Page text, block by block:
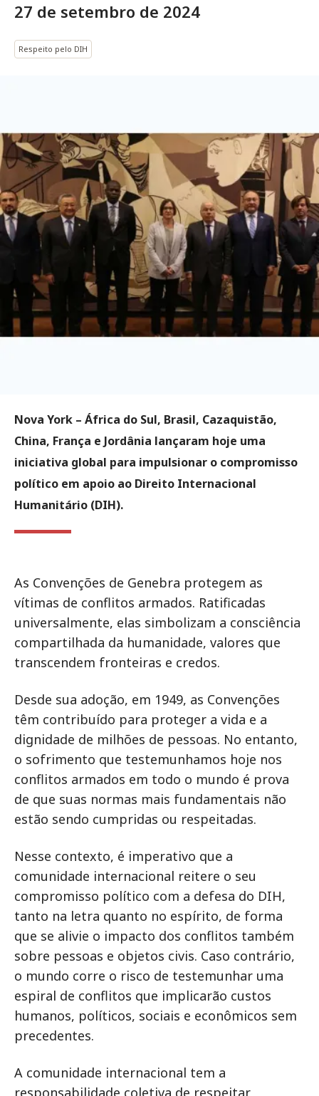
27 de setembro de 2024
Respeito pelo DIH
Nova York – África do Sul, Brasil, Cazaquistão,
China, França e Jordânia lançaram hoje uma
iniciativa global para impulsionar o compromisso
político em apoio ao Direito Internacional
Humanitário (DIH).
As Convenções de Genebra protegem as
vítimas de conflitos armados. Ratificadas
universalmente, elas simbolizam a consciência
compartilhada da humanidade, valores que
transcendem fronteiras e credos.
Desde sua adoção, em 1949, as Convenções
têm contribuído para proteger a vida e a
dignidade de milhões de pessoas. No entanto,
o sofrimento que testemunhamos hoje nos
conflitos armados em todo o mundo é prova
de que suas normas mais fundamentais não
estão sendo cumpridas ou respeitadas.
Nesse contexto, é imperativo que a
comunidade internacional reitere o seu
compromisso político com a defesa do DIH,
tanto na letra quanto no espírito, de forma
que se alivie o impacto dos conflitos também
sobre pessoas e objetos civis. Caso contrário,
o mundo corre o risco de testemunhar uma
espiral de conflitos que implicarão custos
humanos, políticos, sociais e econômicos sem
precedentes.
A comunidade internacional tem a
responsabilidade coletiva de respeitar,